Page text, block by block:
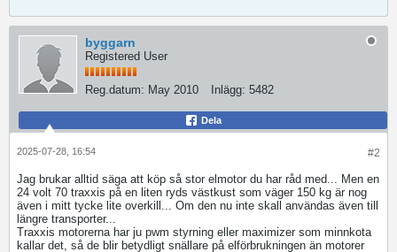
byggarn
Registered User
Reg.datum: May 2010 Inlägg: 5482
Dela
#2
2025-07-28, 16:54
Jag brukar alltid säga att köp så stor elmotor du har råd med... Men en
24 volt 70 traxxis på en liten ryds västkust som väger 150 kg är nog
även i mitt tycke lite overkill... Om den nu inte skall användas även till
längre transporter...
Traxxis motorerna har ju pwm styrning eller maximizer som minnkota
kallar det, så de blir betydligt snällare på elförbrukningen än motorer